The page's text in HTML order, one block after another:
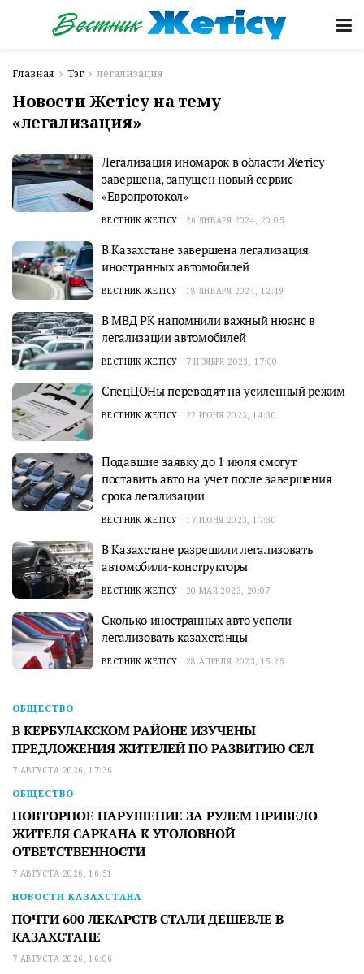
Главная Тэг легализация
Новости Жетісу на тему
«легализация»
Легализация иномарок в области Жетісу
завершена, запущен новый сервис
«Европротокол»
ВЕСТНИК ЖЕТІСУ 26 ЯНВАРЯ 2024, 20:05
В Казахстане завершена легализация
иностранных автомобилей
ВЕСТНИК ЖЕТІСУ 18 ЯНВАРЯ 2024, 12:49
В МВД РК напомнили важный нюанс в
легализации автомобилей
ВЕСТНИК ЖЕТІСУ 7 НОЯБРЯ 2023, 17:00
СпецЦОНы переводят на усиленный режим
ВЕСТНИК ЖЕТІСУ 22 ИЮНЯ 2023, 14:30
Подавшие заявку до 1 июля смогут
поставить авто на учет после завершения
срока легализации
ВЕСТНИК ЖЕТІСУ 17 ИЮНЯ 2023, 17:30
В Казахстане разрешили легализовать
автомобили-конструкторы
ВЕСТНИК ЖЕТІСУ 20 МАЯ 2023, 20:07
Сколько иностранных авто успели
легализовать казахстанцы
ВЕСТНИК ЖЕТІСУ 28 АПРЕЛЯ 2023, 15:25
ОБЩЕСТВО
В КЕРБУЛАКСКОМ РАЙОНЕ ИЗУЧЕНЫ
ПРЕДЛОЖЕНИЯ ЖИТЕЛЕЙ ПО РАЗВИТИЮ СЕЛ
7 АВГУСТА 2026, 17:36
ОБЩЕСТВО
ПОВТОРНОЕ НАРУШЕНИЕ ЗА РУЛЕМ ПРИВЕЛО
ЖИТЕЛЯ САРКАНА К УГОЛОВНОЙ
ОТВЕТСТВЕННОСТИ
7 АВГУСТА 2026, 16:51
НОВОСТИ КАЗАХСТАНА
ПОЧТИ 600 ЛЕКАРСТВ СТАЛИ ДЕШЕВЛЕ В
КАЗАХСТАНЕ
7 АВГУСТА 2026, 16:06